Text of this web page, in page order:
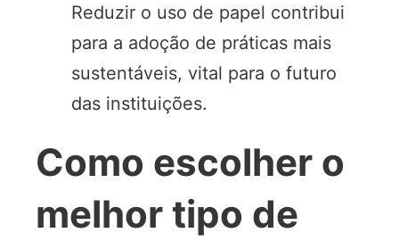
Reduzir o uso de papel contribui
para a adoção de práticas mais
sustentáveis, vital para o futuro
das instituições.
Como escolher o
melhor tipo de